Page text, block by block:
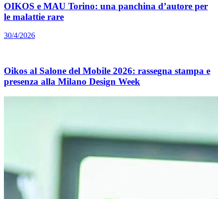
OIKOS e MAU Torino: una panchina d’autore per
le malattie rare
30/4/2026
Oikos al Salone del Mobile 2026: rassegna stampa e
presenza alla Milano Design Week